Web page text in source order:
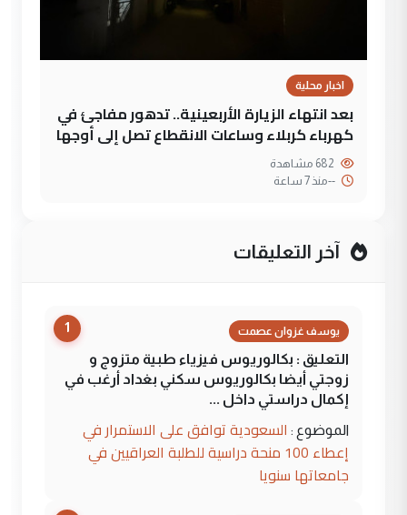
اخبار محلية
بعد انتهاء الزيارة الأربعينية.. تدهور مفاجئ في
كهرباء كربلاء وساعات الانقطاع تصل إلى أوجها
--منذ 7 ساعة
آخر التعليقات
1 يوسف غزوان عصمت
التعليق : بكالوريوس فيزياء طبية متزوج و
زوجتي أيضا بكالوريوس سكني بغداد أرغب في
إكمال دراستي داخل ...
الموضوع : السعودية توافق على الاستمرار في
إعطاء 100 منحة دراسية للطلبة العراقيين في
جامعاتها سنويا